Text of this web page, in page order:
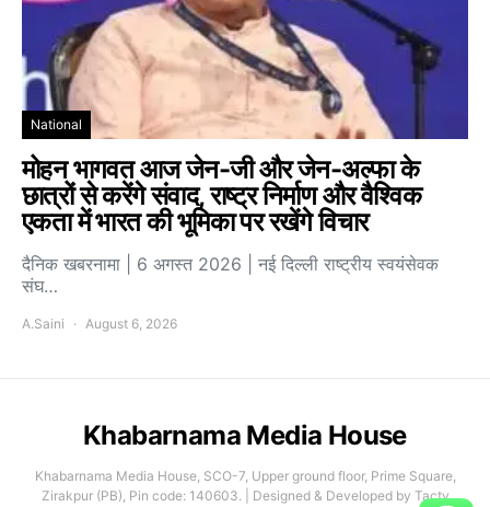
National
मोहन भागवत आज जेन-जी और जेन-अल्फा के
छात्रों से करेंगे संवाद, राष्ट्र निर्माण और वैश्विक
एकता में भारत की भूमिका पर रखेंगे विचार
दैनिक खबरनामा | 6 अगस्त 2026 | नई दिल्ली राष्ट्रीय स्वयंसेवक
संघ…
A.Saini August 6, 2026
Khabarnama Media House
Khabarnama Media House, SCO-7, Upper ground floor, Prime Square,
Zirakpur (PB), Pin code: 140603. | Designed & Developed by Tacty